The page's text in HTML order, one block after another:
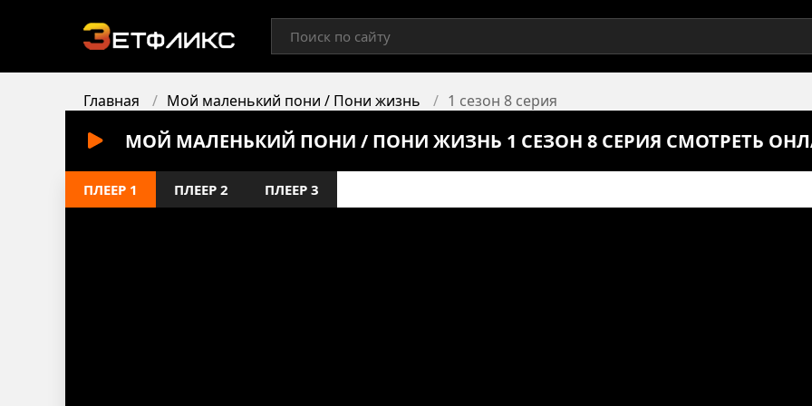
Главная Мой маленький пони / Пони жизнь 1 сезон 8 серия
МОЙ МАЛЕНЬКИЙ ПОНИ / ПОНИ ЖИЗНЬ 1 СЕЗОН 8 СЕРИЯ СМОТРЕТЬ
ПЛЕЕР 1 ПЛЕЕР 2 ПЛЕЕР 3